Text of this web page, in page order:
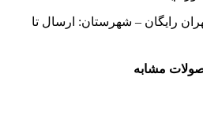
رایگان – شهرستان: ارسال تا
مشابه